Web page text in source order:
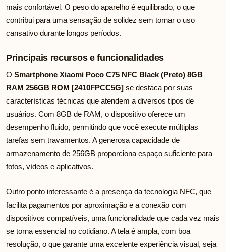
mais confortável. O peso do aparelho é equilibrado, o que
contribui para uma sensação de solidez sem tornar o uso
cansativo durante longos períodos.
Principais recursos e funcionalidades
O Smartphone Xiaomi Poco C75 NFC Black (Preto) 8GB
RAM 256GB ROM [2410FPCC5G] se destaca por suas
características técnicas que atendem a diversos tipos de
usuários. Com 8GB de RAM, o dispositivo oferece um
desempenho fluido, permitindo que você execute múltiplas
tarefas sem travamentos. A generosa capacidade de
armazenamento de 256GB proporciona espaço suficiente para
fotos, vídeos e aplicativos.
Outro ponto interessante é a presença da tecnologia NFC, que
facilita pagamentos por aproximação e a conexão com
dispositivos compatíveis, uma funcionalidade que cada vez mais
se torna essencial no cotidiano. A tela é ampla, com boa
resolução, o que garante uma excelente experiência visual, seja